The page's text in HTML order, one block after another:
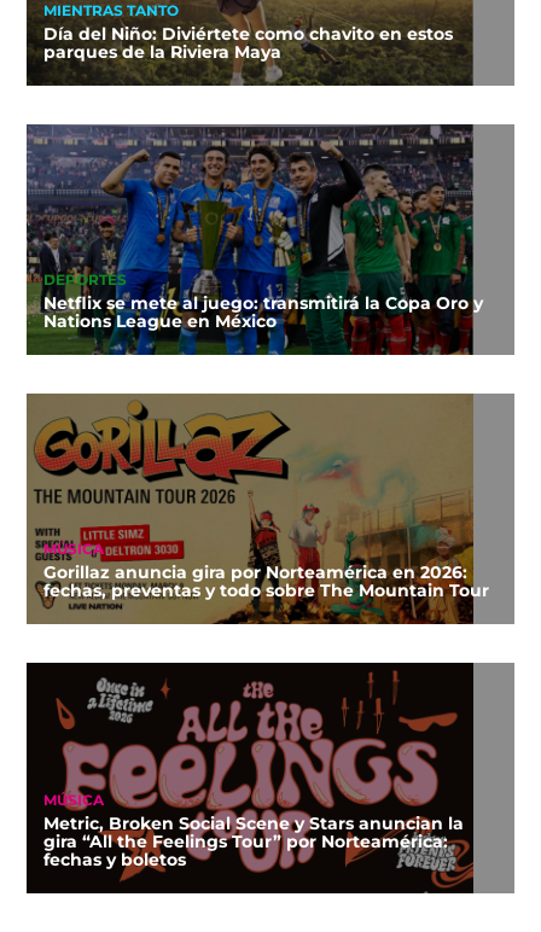
MIENTRAS TANTO
Día del Niño: Diviértete como chavito en estos
parques de la Riviera Maya
DEPORTES
Netflix se mete al juego: transmitirá la Copa Oro y
Nations League en México
MÚSICA
Gorillaz anuncia gira por Norteamérica en 2026:
fechas, preventas y todo sobre The Mountain Tour
MÚSICA
Metric, Broken Social Scene y Stars anuncian la
gira “All the Feelings Tour” por Norteamérica:
fechas y boletos